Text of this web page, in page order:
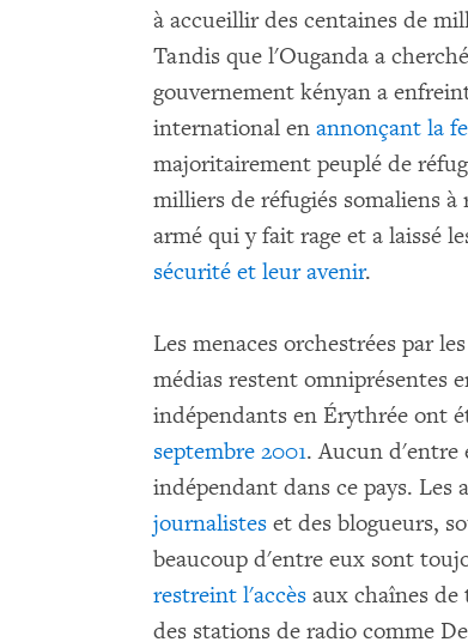
à accueillir des centaines de
Tandis que l'Ouganda a
gouvernement kényan a
international en annonçant la
majoritairement peuplé de
milliers de réfugiés somaliens
armé qui y fait rage et a laissé
sécurité et leur avenir.
Les menaces orchestrées par
médias restent omniprésentes
indépendants en Érythrée ont
septembre 2001. Aucun d'entre
indépendant dans ce pays.
journalistes et des blogueurs,
beaucoup d'entre eux sont
restreint l'accès aux chaînes
des stations de radio comme